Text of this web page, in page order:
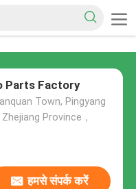
Parts Factory
Town, Pingyang
Province，
हमसे संपर्क करें